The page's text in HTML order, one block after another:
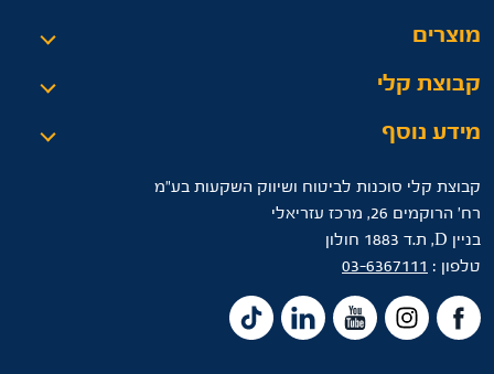
מוצרים
קבוצת קלי
מידע נוסף
קבוצת קלי סוכנות לביטוח ושיווק השקעות בע"מ
רח’ הרוקמים 26, מרכז עזריאלי
בניין D, ת.ד 1883 חולון
טלפון : 03-6367111